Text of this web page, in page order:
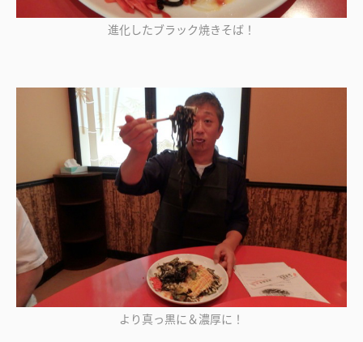
進化したブラック焼きそば！
より真っ黒に＆濃厚に！